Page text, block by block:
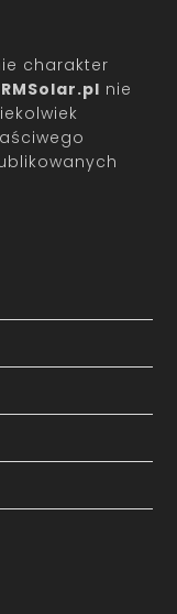
charakter
RMSolar.pl nie